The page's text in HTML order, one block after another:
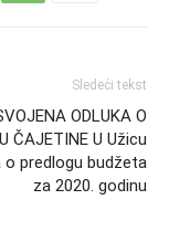
Sledeći tekst
ODLUKA O
ČAJETINE U Užicu
o predlogu budžeta
za 2020. godinu